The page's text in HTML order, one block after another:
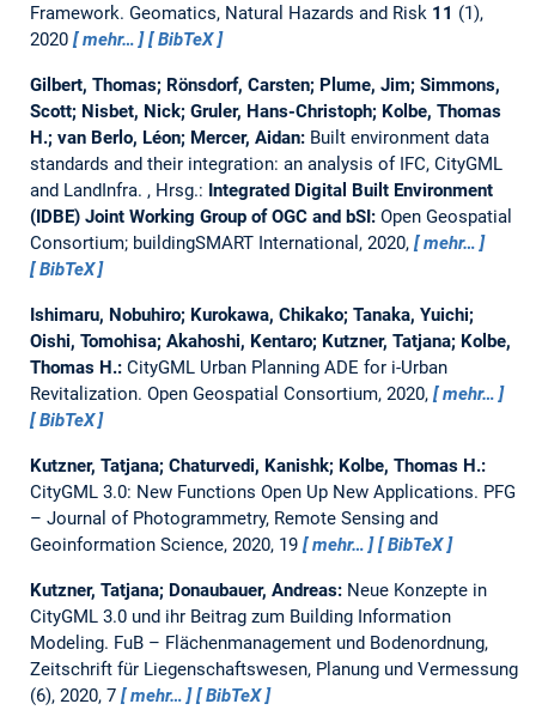
Framework. Geomatics, Natural Hazards and Risk 11 (1),
2020
mehr… BibTeX
Gilbert, Thomas; Rönsdorf, Carsten; Plume, Jim; Simmons,
Scott; Nisbet, Nick; Gruler, Hans-Christoph; Kolbe, Thomas
H.; van Berlo, Léon; Mercer, Aidan: Built environment data
standards and their integration: an analysis of IFC, CityGML
and LandInfra. , Hrsg.: Integrated Digital Built Environment
(IDBE) Joint Working Group of OGC and bSI: Open Geospatial
Consortium; buildingSMART International, 2020,
mehr…
BibTeX
Ishimaru, Nobuhiro; Kurokawa, Chikako; Tanaka, Yuichi;
Oishi, Tomohisa; Akahoshi, Kentaro; Kutzner, Tatjana; Kolbe,
Thomas H.: CityGML Urban Planning ADE for i-Urban
Revitalization. Open Geospatial Consortium, 2020,
mehr…
BibTeX
Kutzner, Tatjana; Chaturvedi, Kanishk; Kolbe, Thomas H.:
CityGML 3.0: New Functions Open Up New Applications. PFG
– Journal of Photogrammetry, Remote Sensing and
Geoinformation Science, 2020, 19
mehr… BibTeX
Kutzner, Tatjana; Donaubauer, Andreas: Neue Konzepte in
CityGML 3.0 und ihr Beitrag zum Building Information
Modeling. FuB – Flächenmanagement und Bodenordnung,
Zeitschrift für Liegenschaftswesen, Planung und Vermessung
(6), 2020, 7
mehr… BibTeX